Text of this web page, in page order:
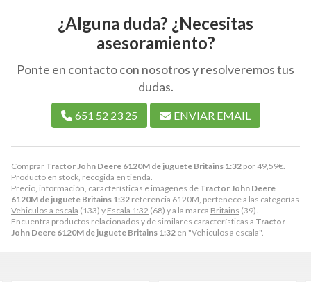
Comprar Tractor John Deere 6120M de juguete Britains 1:32 por49,59€
Producto en stock, recogida en tienda.
Precio, información, características e imágenes de Tractor John Deere
6120M de juguete Britains 1:32 referencia 6120M, pertenece a las categorías
Vehiculos a escala (133) y Escala 1:32 (68) y a la marca Britains (39).
Encuentra productos relacionados y de similares características a Tractor
John Deere 6120M de juguete Britains 1:32 en "Vehiculos a escala".
¿Alguna duda? ¿Necesitas
asesoramiento?
Ponte en contacto con nosotros y resolveremos tus
dudas.
651 52 23 25 ENVIAR EMAIL